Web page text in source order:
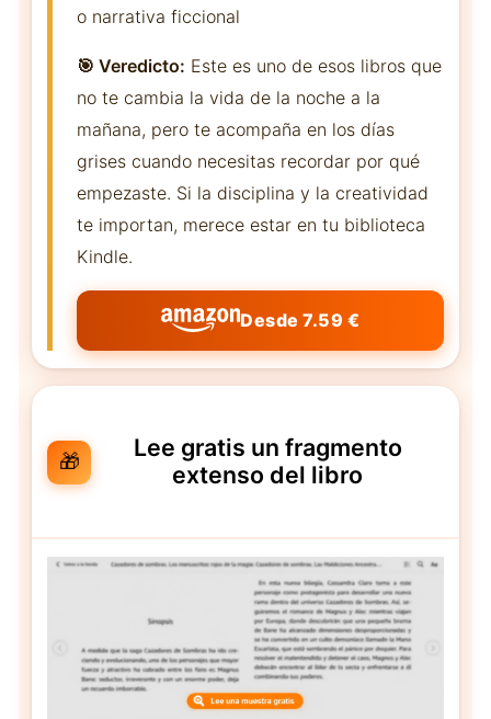
o narrativa ficcional
🎯 Veredicto: Este es uno de esos libros que
no te cambia la vida de la noche a la
mañana, pero te acompaña en los días
grises cuando necesitas recordar por qué
empezaste. Si la disciplina y la creatividad
te importan, merece estar en tu biblioteca
Kindle.
Desde 7.59 €
🎁
Lee gratis un fragmento
extenso del libro